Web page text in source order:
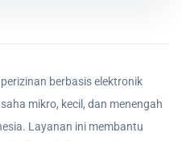
berbasis elektronik
mikro, kecil, dan menengah
Layanan ini membantu